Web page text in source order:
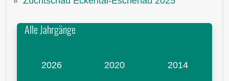
Alle Jahrgänge
2026 2020 2014